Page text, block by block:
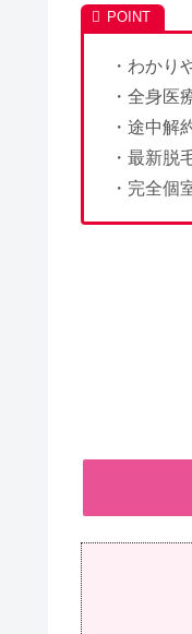
・わかり
・全身医
・途中解
・最新脱
・完全個